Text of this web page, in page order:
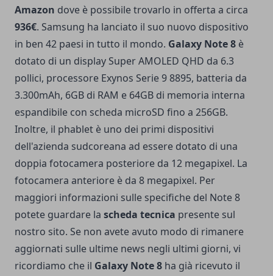
Amazon dove è possibile trovarlo in offerta a circa
936€. Samsung ha lanciato il suo nuovo dispositivo
in ben 42 paesi in tutto il mondo. Galaxy Note 8 è
dotato di un display Super AMOLED QHD da 6.3
pollici, processore Exynos Serie 9 8895, batteria da
3.300mAh, 6GB di RAM e 64GB di memoria interna
espandibile con scheda microSD fino a 256GB.
Inoltre, il phablet è uno dei primi dispositivi
dell'azienda sudcoreana ad essere dotato di una
doppia fotocamera posteriore da 12 megapixel. La
fotocamera anteriore è da 8 megapixel. Per
maggiori informazioni sulle specifiche del Note 8
potete guardare la scheda tecnica presente sul
nostro sito. Se non avete avuto modo di rimanere
aggiornati sulle ultime news negli ultimi giorni, vi
ricordiamo che il Galaxy Note 8 ha già ricevuto il